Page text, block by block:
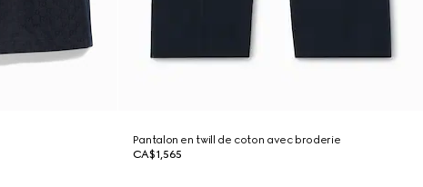
Pantalon en twill de coton avec broderie
CA$1,565